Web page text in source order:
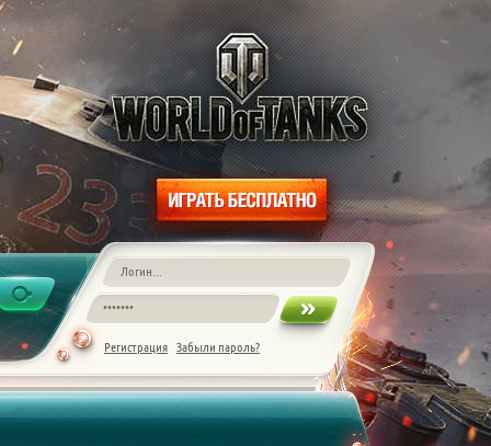
Регистрация Забыли пароль?